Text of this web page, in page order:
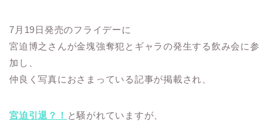
7月19日発売のフライデーに
宮迫博之さんが金塊強奪犯とギャラの発生する飲み会に参
加し、
仲良く写真におさまっている記事が掲載され、
宮迫引退？！ と騒がれていますが、